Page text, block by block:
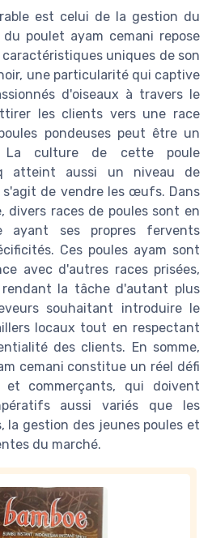
est celui de la gestion du
poulet ayam cemani repose
uniques de son
une particularité qui captive
d'oiseaux à travers le
les clients vers une race
pondeuses peut être un
La culture de cette poule
atteint aussi un niveau de
de vendre les œufs. Dans
divers races de poules sont en
ayant ses propres fervents
Ces poules ayam sont
avec d'autres races prisées,
rendant la tâche d'autant plus
souhaitant introduire le
locaux tout en respectant
des clients. En somme,
cemani constitue un réel défi
commerçants, qui doivent
aussi variés que les
la gestion des jeunes poules et
du marché.